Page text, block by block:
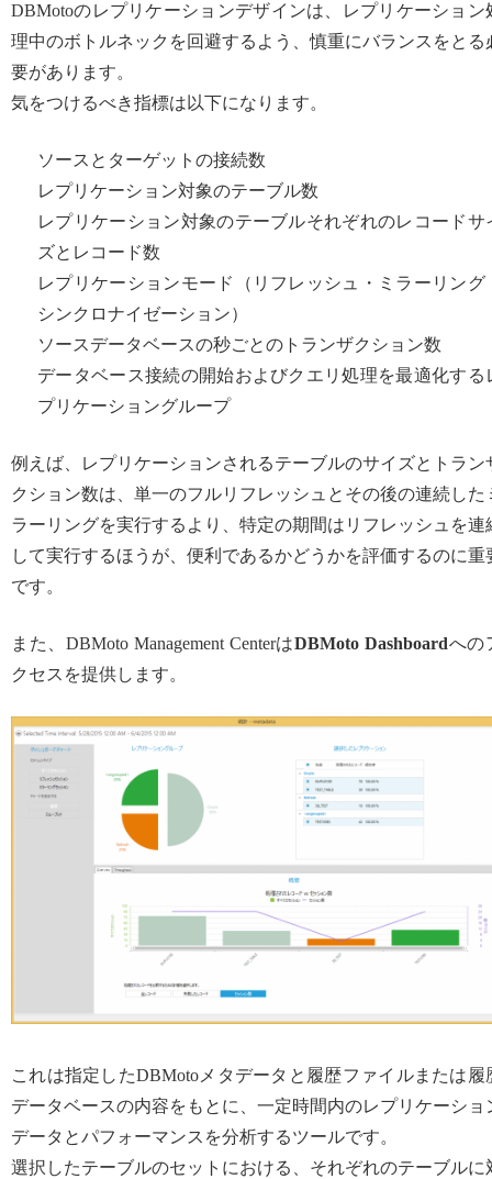
DBMotoのレプリケーションデザインは、レプリケーション
理中のボトルネックを回避するよう、慎重にバランスをとる
要があります。
気をつけるべき指標は以下になります。
ソースとターゲットの接続数
レプリケーション対象のテーブル数
レプリケーション対象のテーブルそれぞれのレコードサ
ズとレコード数
レプリケーションモード（リフレッシュ・ミラーリング
シンクロナイゼーション）
ソースデータベースの秒ごとのトランザクション数
データベース接続の開始およびクエリ処理を最適化する
プリケーショングループ
例えば、レプリケーションされるテーブルのサイズとトラン
クション数は、単一のフルリフレッシュとその後の連続した
ラーリングを実行するより、特定の期間はリフレッシュを連
して実行するほうが、便利であるかどうかを評価するのに重
です。
また、DBMoto Management CenterはDBMoto Dashboardへの
クセスを提供します。
これは指定したDBMotoメタデータと履歴ファイルまたは履
データベースの内容をもとに、一定時間内のレプリケーショ
データとパフォーマンスを分析するツールです。
選択したテーブルのセットにおける、それぞれのテーブルに